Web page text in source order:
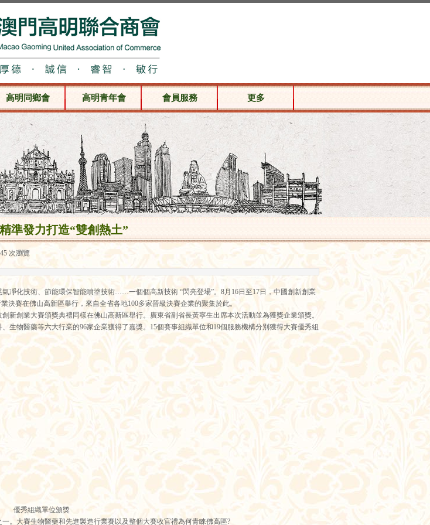
高明同鄉會 高明青年會 會員服務 更多
準發力打造“雙創熱土”
次瀏覽
凈化技術、節能環保智能噴塗技術……一個個高新技術 “閃亮登場”。8月16日至17日，中國創新創業
賽在佛山高新區舉行，來自全省各地100多家晉級決賽企業的聚集於此。
創業大賽頒獎典禮同樣在佛山高新區舉行。廣東省副省長黃寧生出席本次活動並為獲獎企業頒獎。
生物醫藥等六大行業的96家企業獲得了嘉獎。15個賽事組織單位和19個服務機構分別獲得大賽優秀組
優秀組織單位頒獎
大賽生物醫藥和先進製造行業賽以及整個大賽收官禮為何青睞佛高區?